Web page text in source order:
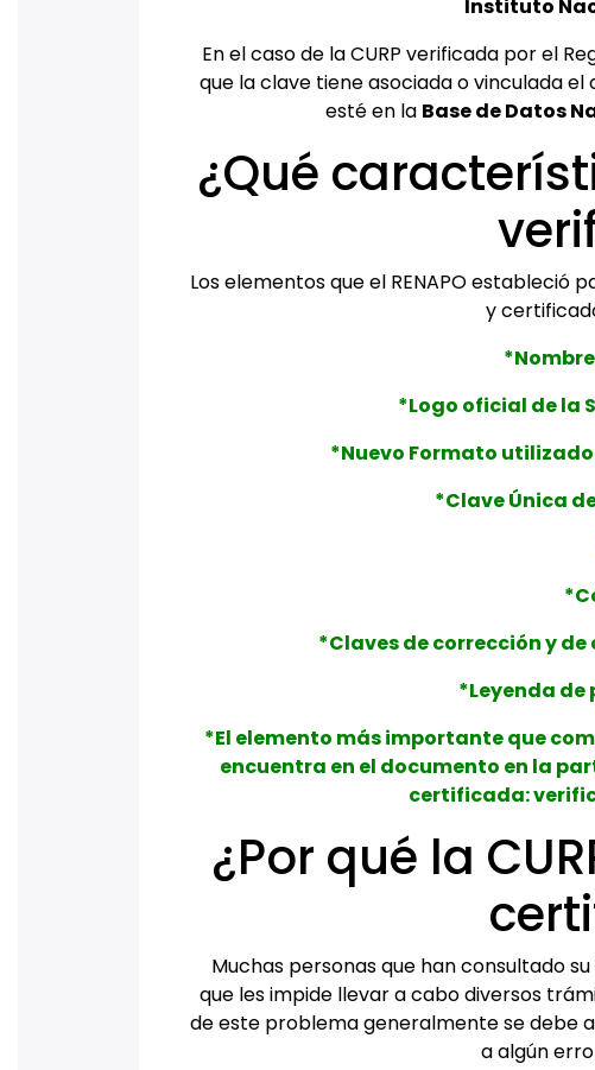
Instituto
En el caso de la CURP verificada por el
que la clave tiene asociada o vinculada
esté en la Base de Datos
¿Qué
Los elementos que el RENAPO
y
*Logo oficial de la
*Nuevo Formato
*Clave Única
*Claves de corrección y
*Leyenda
*El elemento más importante que
encuentra en el documento en la
certificada:
¿Por qué la
Muchas personas que han consultado
que les impide llevar a cabo diversos
de este problema generalmente se debe
a algún